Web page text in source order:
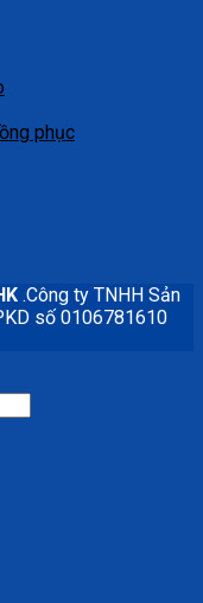
phục
.Công ty TNHH Sản
số 0106781610